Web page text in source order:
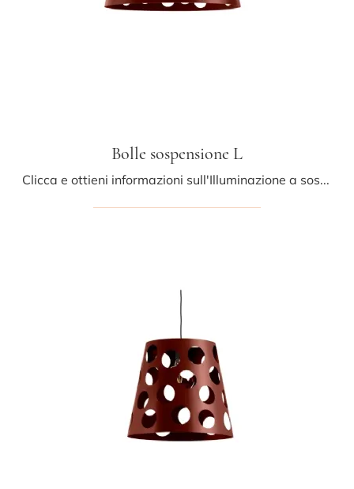
Bolle sospensione L
Clicca e ottieni informazioni sull'Illuminazione a sospensione moderna di Midj: il modello Bolle sospensione L in metallo ti aspetta!